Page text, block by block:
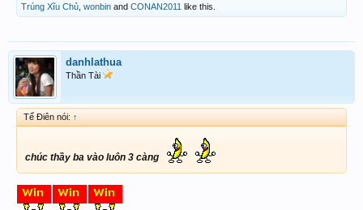
Trúng Xĩu Chủ wonbin and CONAN2011 like this.
danhlathua
Thần Tài
Tế Điên nói: ↑
chúc thầy ba vào luôn 3 càng